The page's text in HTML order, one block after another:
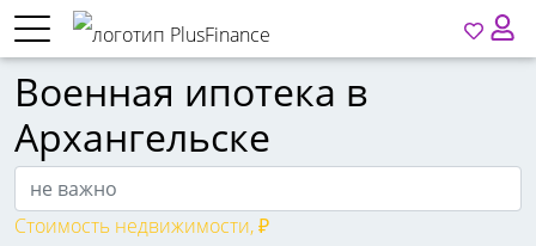
Военная ипотека в
Архангельске
Стоимость недвижимости, ₽